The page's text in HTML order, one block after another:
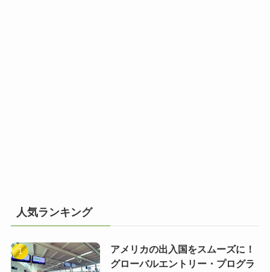
人気ランキング
アメリカの出入国をスムーズに！
グローバルエントリー・プログラ